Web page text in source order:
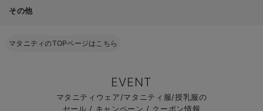
その他
マタニティのTOPページはこちら
EVENT
マタニティウェア/マタニティ服/授乳服の
セール / キャンペーン / クーポン情報